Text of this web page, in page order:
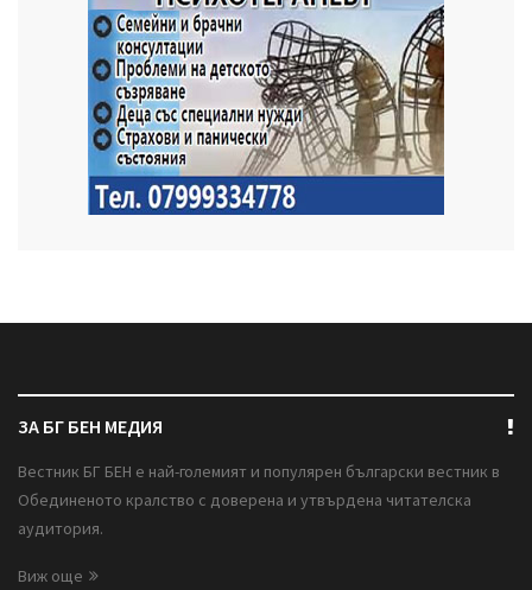
ЗА БГ БЕН МЕДИЯ
Вестник БГ БЕН е най-големият и популярен български вестник в
Обединеното кралство с доверена и утвърдена читателска
аудитория.
Виж още